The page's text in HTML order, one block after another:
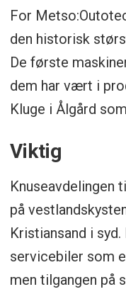
For
den historisk
De første
dem har vært i
Kluge i Ålgård
Viktig
Knuseavdelingen
på
Kristiansand i syd.
servicebiler som
men tilgangen på